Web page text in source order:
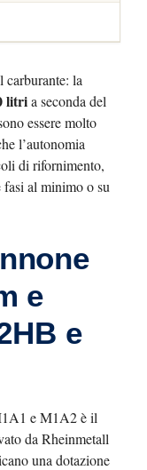
carburante: la
litria seconda del
essere molto
l’autonomia
di rifornimento,
fasi al minimo o su
e
e
e M1A2 è il
da Rheinmetall
una dotazione